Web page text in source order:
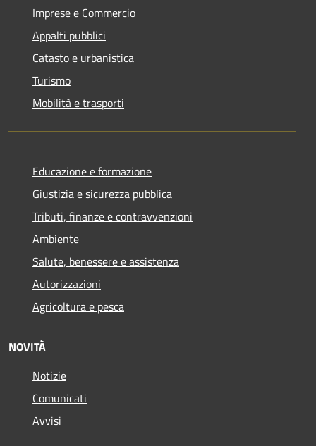
Imprese e Commercio
Appalti pubblici
Catasto e urbanistica
Turismo
Mobilità e trasporti
Educazione e formazione
Giustizia e sicurezza pubblica
Tributi, finanze e contravvenzioni
Ambiente
Salute, benessere e assistenza
Autorizzazioni
Agricoltura e pesca
NOVITÀ
Notizie
Comunicati
Avvisi